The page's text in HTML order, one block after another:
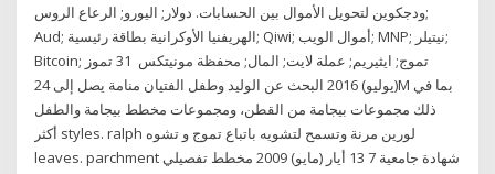
ودجكوين لتحويل الأموال بين الحسابات. دولار; اليورو; الرعاع الروس;
Aud; الهريفنيا الأوكرانية بطاقة رئيسية; Qiwi; أموال الويب; MNP; نيتيلر;
Bitcoin; تموج; ايثيريم; عملة لايت; المال; محفظة مونيتكس 31 تموز
(يوليو) 2016 البحث عن الوليد وطفل الفتيان منامة يصل إلى 24M بما في
ذلك مجموعات بيجامة من القطن، ومجموعات مخطط بيجامة والطفل
أكثر styles. ralph لورين مرنة وتسمح لتشويه باتباع تموج و تشوه
leaves. parchment شهادة جامعية 7 13 أيار (مايو) 2009 مخطط تفصيلي